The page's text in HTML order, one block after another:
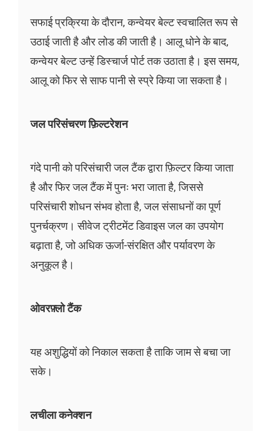
सफाई प्रक्रिया के दौरान, कन्वेयर बेल्ट स्वचालित रूप से
उठाई जाती है और लोड की जाती है। आलू धोने के बाद,
कन्वेयर बेल्ट उन्हें डिस्चार्ज पोर्ट तक उठाता है। इस समय,
आलू को फिर से साफ पानी से स्प्रे किया जा सकता है।
जल परिसंचरण फ़िल्टरेशन
गंदे पानी को परिसंचारी जल टैंक द्वारा फ़िल्टर किया जाता
है और फिर जल टैंक में पुनः भरा जाता है, जिससे
परिसंचारी शोधन संभव होता है, जल संसाधनों का पूर्ण
पुनर्चक्रण। सीवेज ट्रीटमेंट डिवाइस जल का उपयोग
बढ़ाता है, जो अधिक ऊर्जा-संरक्षित और पर्यावरण के
अनुकूल है।
ओवरफ़्लो टैंक
यह अशुद्धियों को निकाल सकता है ताकि जाम से बचा जा
सके।
लचीला कनेक्शन